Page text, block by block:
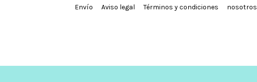
Envío Aviso legal Términos y condiciones nosotros